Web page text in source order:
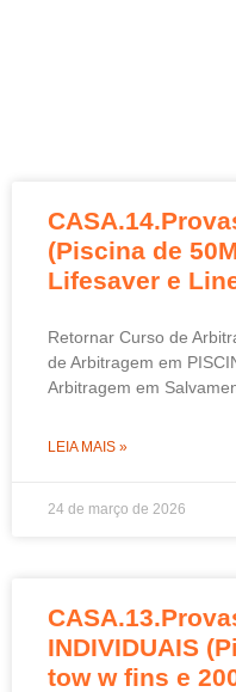
(Piscina de
Lifesaver e
Retornar Curso de
de Arbitragem em
Arbitragem em
LEIA MAIS »
24 de março de 2026
INDIVIDUAIS
tow w fins e